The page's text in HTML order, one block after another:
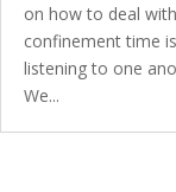
on how to deal
confinement time
listening to one
We...